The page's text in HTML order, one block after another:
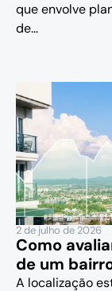
que envolve
de...
2 de julho de 2026
Como
de um
A localização